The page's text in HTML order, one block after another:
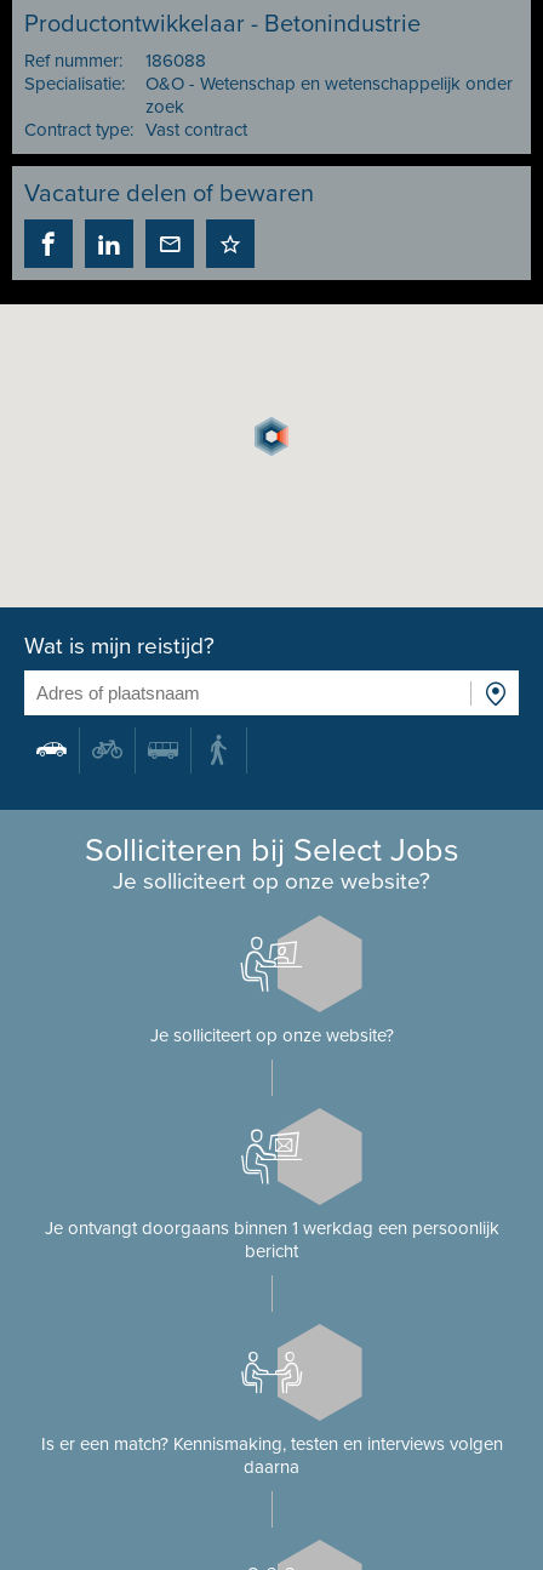
Productontwikkelaar - Betonindustrie
Ref nummer:
186088
Specialisatie:
O&O - Wetenschap en wetenschappelijk onder
zoek
Contract type: Vast contract
Vacature delen of bewaren
Wat is mijn reistijd?
Solliciteren bij Select Jobs
Je solliciteert op onze website?
Je solliciteert op onze website?
Je ontvangt doorgaans binnen 1 werkdag een persoonlijk
bericht
Is er een match? Kennismaking, testen en interviews volgen
daarna